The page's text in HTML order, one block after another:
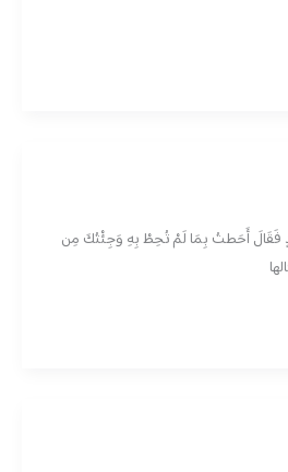
فَقَالَ أَحَطتُ بِمَا لَمْ تُحِطْ بِهِ وَجِئْتُكَ مِن